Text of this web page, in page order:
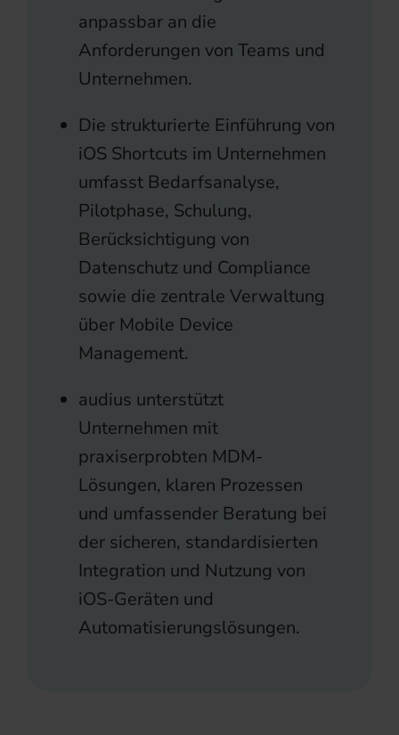
anpassbar an die
Anforderungen von Teams und
Unternehmen.
Die strukturierte Einführung von
iOS Shortcuts im Unternehmen
umfasst Bedarfsanalyse,
Pilotphase, Schulung,
Berücksichtigung von
Datenschutz und Compliance
sowie die zentrale Verwaltung
über Mobile Device
Management.
audius unterstützt
Unternehmen mit
praxiserprobten MDM-
Lösungen, klaren Prozessen
und umfassender Beratung bei
der sicheren, standardisierten
Integration und Nutzung von
iOS-Geräten und
Automatisierungslösungen.